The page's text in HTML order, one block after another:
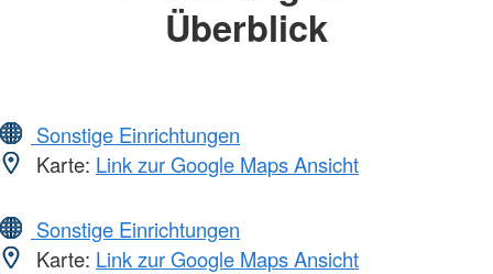
Überblick
Sonstige Einrichtungen
Karte: Link zur Google Maps Ansicht
Sonstige Einrichtungen
Karte: Link zur Google Maps Ansicht